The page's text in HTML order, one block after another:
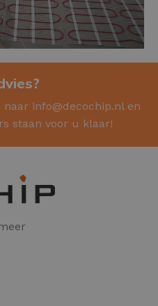
naar info@decochip.nl en
staan voor u klaar!